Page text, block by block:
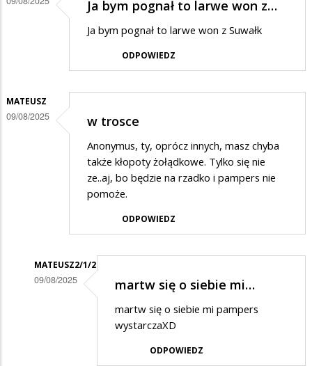
Ja bym pognał to larwe won z…
Ja bym pognał to larwe won z Suwałk
ODPOWIEDZ
MATEUSZ
09/08/2025 w trosce
Anonymus, ty, oprócz innych, masz chyba
także kłopoty żołądkowe. Tylko się nie
ze..aj, bo będzie na rzadko i pampers nie
pomoże.
ODPOWIEDZ
MATEUSZ2/1/2
09/08/2025 martw się o siebie mi…
martw się o siebie mi pampers
wystarczaXD
ODPOWIEDZ